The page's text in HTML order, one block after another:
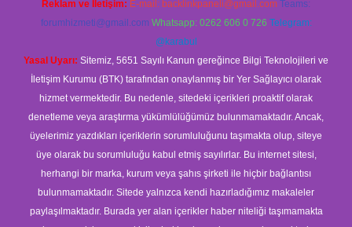
Reklam ve İletişim: E-mail: backlinkpaneli@gmail.com Teams:
forumhizmeti@gmail.com Whatsapp: 0262 606 0 726 Telegram:
@karabul
Yasal Uyarı: Sitemiz, 5651 Sayılı Kanun gereğince Bilgi Teknolojileri ve
İletişim Kurumu (BTK) tarafından onaylanmış bir Yer Sağlayıcı olarak
hizmet vermektedir. Bu nedenle, sitedeki içerikleri proaktif olarak
denetleme veya araştırma yükümlülüğümüz bulunmamaktadır. Ancak,
üyelerimiz yazdıkları içeriklerin sorumluluğunu taşımakta olup, siteye
üye olarak bu sorumluluğu kabul etmiş sayılırlar. Bu internet sitesi,
herhangi bir marka, kurum veya şahıs şirketi ile hiçbir bağlantısı
bulunmamaktadır. Sitede yalnızca kendi hazırladığımız makaleler
paylaşılmaktadır. Burada yer alan içerikler haber niteliği taşımamakta